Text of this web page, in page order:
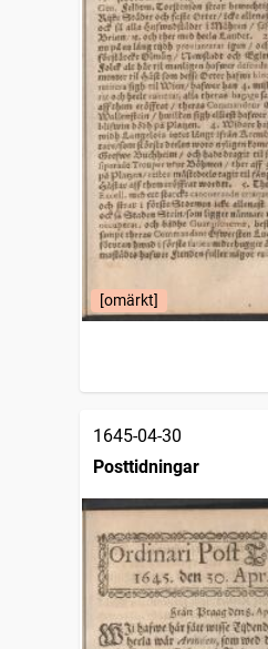
[omärkt]
1645-04-30
Posttidningar